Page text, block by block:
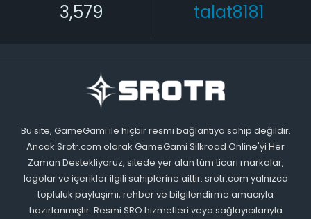
3,579 talat8181
Bu site, GameGami ile hiçbir resmi bağlantıya sahip değildir.
Ancak Srotr.com olarak GameGami Silkroad Online'yi Her
Zaman Destekliyoruz, sitede yer alan tüm ticari markalar,
logolar ve içerikler ilgili sahiplerine aittir. srotr.com yalnızca
topluluk paylaşımı, rehber ve bilgilendirme amacıyla
hazırlanmıştır. Resmi SRO hizmetleri veya sağlayıcılarıyla